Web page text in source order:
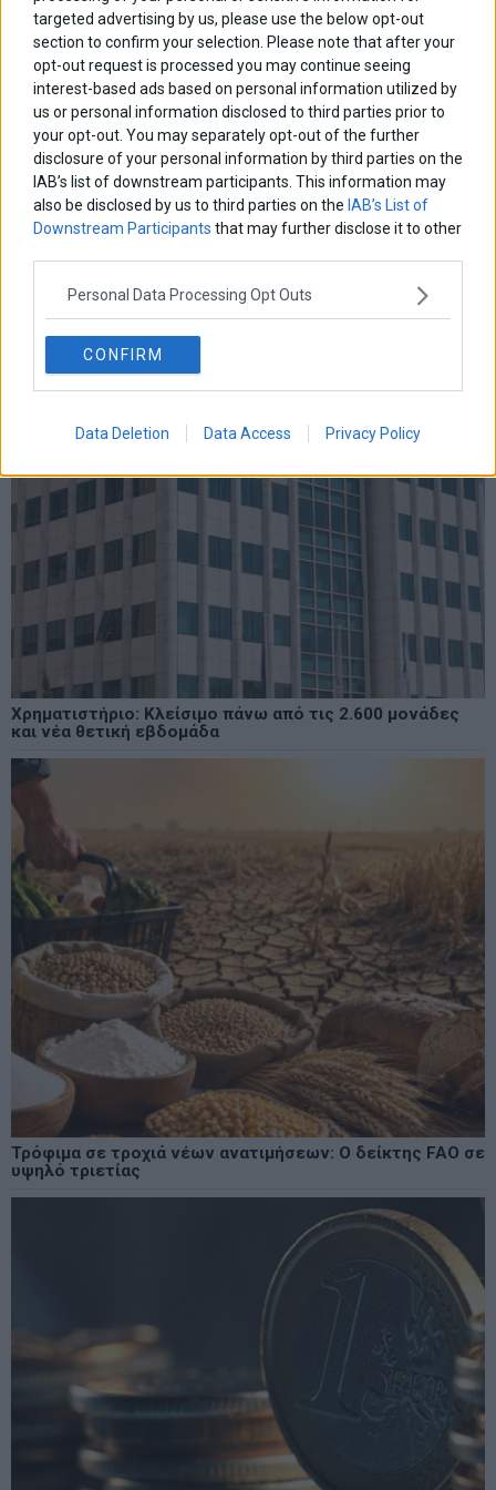
targeted advertising by us, please use the below opt-out
section to confirm your selection. Please note that after your
opt-out request is processed you may continue seeing
interest-based ads based on personal information utilized by
us or personal information disclosed to third parties prior to
your opt-out. You may separately opt-out of the further
disclosure of your personal information by third parties on the
IAB’s list of downstream participants. This information may
also be disclosed by us to third parties on the IAB’s List of
Downstream Participants that may further disclose it to other
Personal Data Processing Opt Outs
CONFIRM
Data Deletion Data Access Privacy Policy
Χρηματιστηριο Αθηνων αεπ αθλητικα αναπτυξη βουλη γερμανια
διαπραγματευση δντ εκλογες εκτ ελλαδα εμπορευματα
επικαιροτητα επιχειρησεις ευρω ευρωζωνη ευρωπαικα
χρηματιστηρια
ευρωπηηπα κορωνοιοςκοσμος
κυριακος μητσοτακης μεταρρυθμισεις μετρα μητσοτακηςνδ
οικονομια ομολογα πετρελαιο ρωσια
συριζατουρκια τραπεζες τσιπρας χρεος χρηματιστηριο
LATEST FROM BLOG
Χρηματιστήριο: Κλείσιμο πάνω από τις 2.600 μονάδες
και νέα θετική εβδομάδα
Τρόφιμα σε τροχιά νέων ανατιμήσεων: Ο δείκτης FAO σε
υψηλό τριετίας